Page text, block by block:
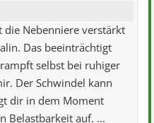
die Nebenniere verstärkt
Das beeinträchtigt
selbst bei ruhiger
Der Schwindel kann
dir in dem Moment
Belastbarkeit auf. ...